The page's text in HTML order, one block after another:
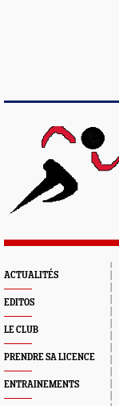
ACTUALITÉS
EDITOS
LE CLUB
PRENDRE SA LICENCE
ENTRAINEMENTS